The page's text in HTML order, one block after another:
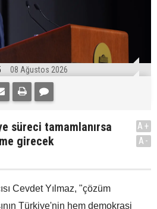
08 Ağustos 2026
süreci tamamlanırsa
girecek
A+
A-
Cevdet Yılmaz, "çözüm
Türkiye'nin hem demokrasi